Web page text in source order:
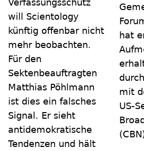
Verfassungsschutz
will Scientology
künftig offenbar nicht
mehr beobachten.
Für den
Sektenbeauftragten
Matthias Pöhlmann
ist dies ein falsches
Signal. Er sieht
antidemokratische
Tendenzen und hält
hat
mit
US-